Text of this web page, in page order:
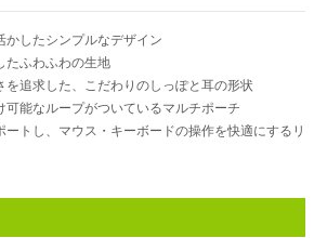
かしたシンプルなデザイン
たふわふわの生地
を追求した、こだわりのしっぽと耳の形状
可能なループがついているマルチポーチ
ートし、マウス・キーボードの操作を快適にするリ